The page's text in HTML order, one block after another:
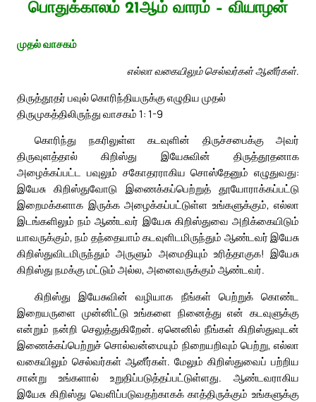
பொதுக்காலம் 21ஆம் வாரம் – வியாழன்
முதல் வாசகம்
எல்லா வகையிலும் செல்வர்கள் ஆனீர்கள்.
திருத்தூதர் பவுல் கொரிந்தியருக்கு எழுதிய முதல்
திருமுகத்திலிருந்து வாசகம் 1: 1-9
கொரிந்து நகரிலுள்ள கடவுளின் திருச்சபைக்கு அவர்
திருவுளத்தால் கிறிஸ்து இயேசுவின் திருத்தூதனாக
அழைக்கப்பட்ட பவுலும் சகோதரராகிய சொஸ்தேனும் எழுதுவது:
இயேசு கிறிஸ்துவோடு இணைக்கப்பெற்றுத் தூயோராக்கப்பட்டு
இறைமக்களாக இருக்க அழைக்கப்பட்டுள்ள உங்களுக்கும், எல்லா
இடங்களிலும் நம் ஆண்டவர் இயேசு கிறிஸ்துவை அறிக்கையிடும்
யாவருக்கும், நம் தந்தையாம் கடவுளிடமிருந்தும் ஆண்டவர் இயேசு
கிறிஸ்துவிடமிருந்தும் அருளும் அமைதியும் உரித்தாகுக! இயேசு
கிறிஸ்து நமக்கு மட்டும் அல்ல, அனைவருக்கும் ஆண்டவர்.
கிறிஸ்து இயேசுவின் வழியாக நீங்கள் பெற்றுக் கொண்ட
இறையருளை முன்னிட்டு உங்களை நினைத்து என் கடவுளுக்கு
என்றும் நன்றி செலுத்துகிறேன். ஏனெனில் நீங்கள் கிறிஸ்துவுடன்
இணைக்கப்பெற்றுச் சொல்வன்மையும் நிறையறிவும் பெற்று, எல்லா
வகையிலும் செல்வர்கள் ஆனீர்கள். மேலும் கிறிஸ்துவைப் பற்றிய
சான்று உங்களால் உறுதிப்படுத்தப்பட்டுள்ளது. ஆண்டவராகிய
இயேசு கிறிஸ்து வெளிப்படுவதற்காகக் காத்திருக்கும் உங்களுக்கு